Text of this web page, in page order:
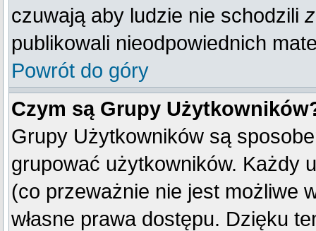
czuwają aby ludzie nie schodzili
publikowali nieodpowiednich
Powrót do góry
Czym są Grupy
Grupy Użytkowników są
grupować użytkowników. Każdy
(co przeważnie nie jest możliwe
własne prawa dostępu. Dzięku